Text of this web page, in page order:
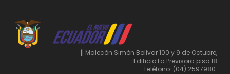
|| Malecón Simón Bolivar 100 y 9 de Octubre,
Edificio La Previsora piso 18
Teléfono: (04) 2597980.